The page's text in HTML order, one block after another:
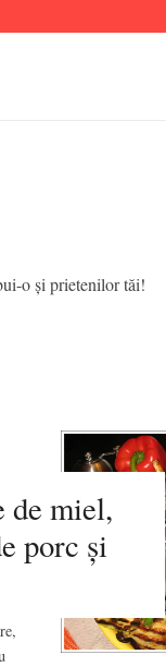
o și prietenilor tăi!
de miel,
porc și